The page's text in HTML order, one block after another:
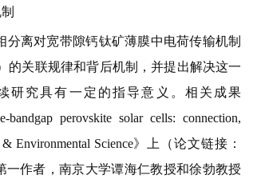
离对宽带隙钙钛矿薄膜中电荷传输机制
的关联规律和背后机制，并提出解决这一
研究具有一定的指导意义。相关成果
perovskite solar cells: connection,
Environmental Science》上（论文链接：
一作者，南京大学谭海仁教授和徐勃教授